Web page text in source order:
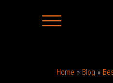
Home Blog